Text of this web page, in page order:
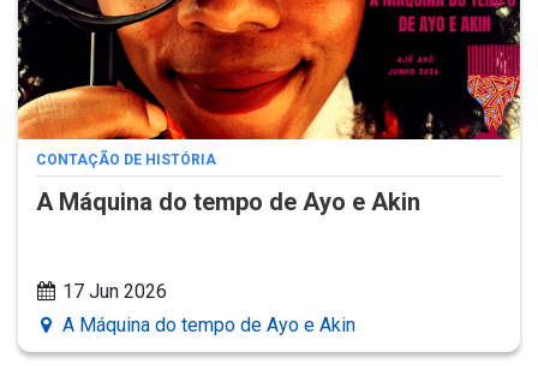
CONTAÇÃO DE HISTÓRIA
A Máquina do tempo de Ayo e Akin
17 Jun 2026
A Máquina do tempo de Ayo e Akin